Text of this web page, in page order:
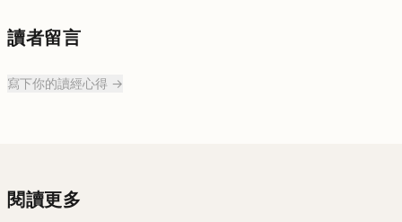
讀者留言
寫下你的讀經心得 →
閱讀更多